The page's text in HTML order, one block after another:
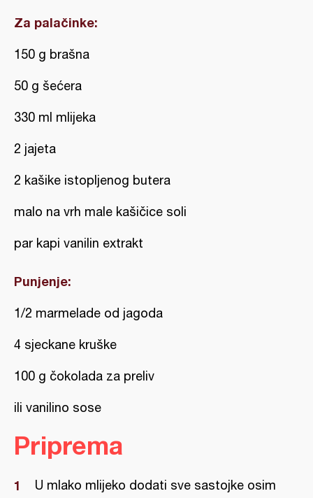
Za palačinke:
150 g brašna
50 g šećera
330 ml mlijeka
2 jajeta
2 kašike istopljenog butera
malo na vrh male kašičice soli
par kapi vanilin extrakt
Punjenje:
1/2 marmelade od jagoda
4 sjeckane kruške
100 g čokolada za preliv
ili vanilino sose
Priprema
U mlako mlijeko dodati sve sastojke osim